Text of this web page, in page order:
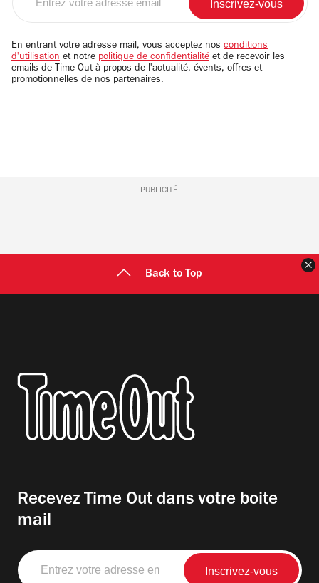
email
En entrant votre adresse mail, vous acceptez nos conditions
d'utilisation et notre politique de confidentialité et de recevoir les
emails de Time Out à propos de l'actualité, évents, offres et
promotionnelles de nos partenaires.
PUBLICITÉ
Back to Top
Recevez Time Out dans votre boite
mail
Entrez
votre